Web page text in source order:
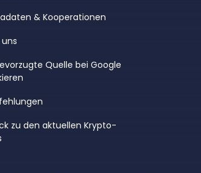
& Kooperationen
Quelle bei Google
zu den aktuellen Krypto-